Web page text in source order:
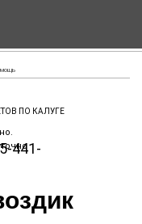
ПО КАЛУГЕ
441-